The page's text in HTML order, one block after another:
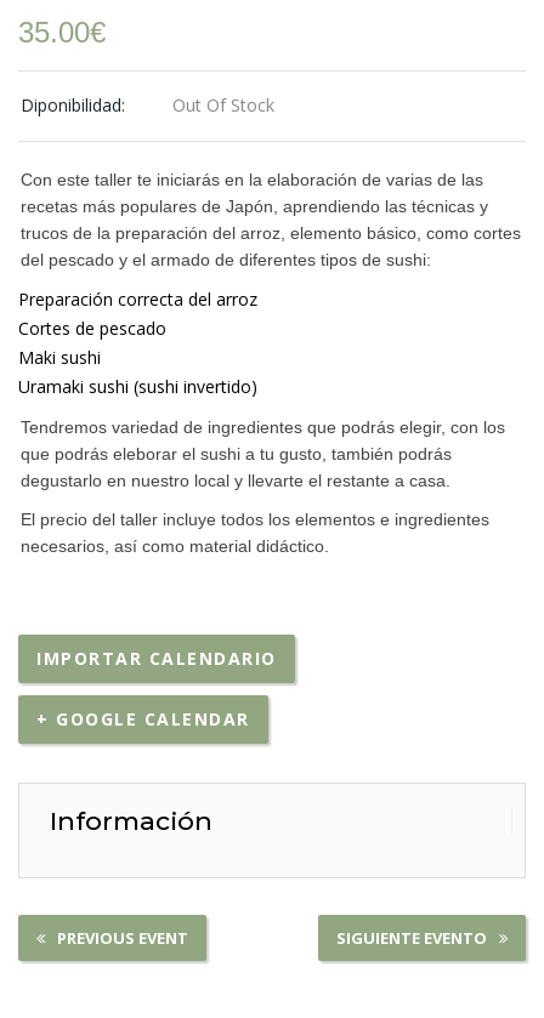
35.00€
Diponibilidad: Out Of Stock
Con este taller te iniciarás en la elaboración de varias de las
recetas más populares de Japón, aprendiendo las técnicas y
trucos de la preparación del arroz, elemento básico, como cortes
del pescado y el armado de diferentes tipos de sushi:
Preparación correcta del arroz
Cortes de pescado
Maki sushi
Uramaki sushi (sushi invertido)
Tendremos variedad de ingredientes que podrás elegir, con los
que podrás eleborar el sushi a tu gusto, también podrás
degustarlo en nuestro local y llevarte el restante a casa.
El precio del taller incluye todos los elementos e ingredientes
necesarios, así como material didáctico.
IMPORTAR CALENDARIO
+ GOOGLE CALENDAR
Información
PREVIOUS EVENT SIGUIENTE EVENTO